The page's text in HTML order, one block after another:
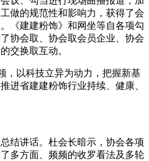
做的规范性和影响力，获得了会
《建建粉饰》和网坐等自各项勾
协会取、协会取会员企业、协会
交换取互动。
以科技立异为动力，把握新基
进省建建粉饰行业持续、健康、
讲话。杜会长暗示，协会各项
多方面、频频的收罗看法及多轮